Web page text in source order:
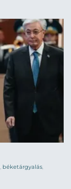
, béketárgyalás,